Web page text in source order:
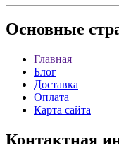
Основные
Главная
Блог
Доставка
Оплата
Карта сайта
Контактная